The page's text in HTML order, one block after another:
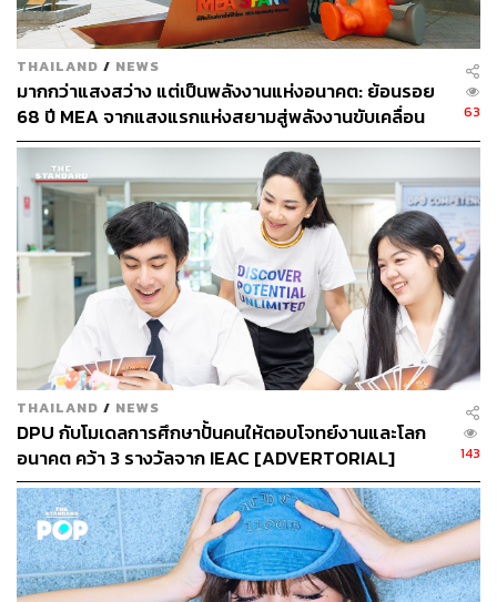
ยาวปลายปี
Gift for Yourself: ช้อปของให้ตัวเอง พร้อมแล้วสำหรับการ
เปลี่ยนตัวเองเป็นคนใหม่ในปีนี้
Gift for Goodwill: มอบของขวัญสุดพิเศษและมีคุณค่าให้กับ
THAILAND / NEWS
มากกว่าแสงสว่าง แต่เป็นพลังงานแห่งอนาคต: ย้อนรอย
68 ปี MEA จากแสงแรกแห่งสยามสู่พลังงานขับเคลื่อน
เมือง ผ่าน MEA SPARK
63
THAILAND / NEWS
DPU กับโมเดลการศึกษาปั้นคนให้ตอบโจทย์งานและโลก
อนาคต คว้า 3 รางวัลจาก IEAC [ADVERTORIAL]
143